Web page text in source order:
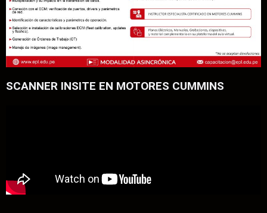
SCANNER INSITE EN MOTORES CUMMINS